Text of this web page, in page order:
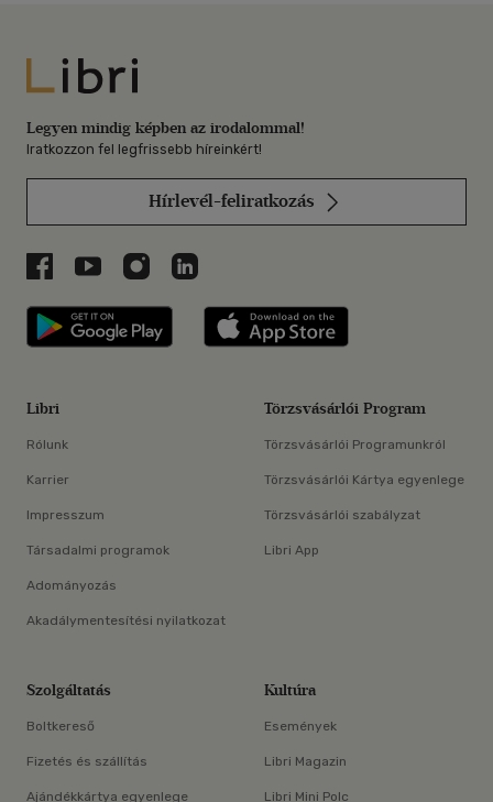
Libri
Legyen mindig képben az irodalommal!
Iratkozzon fel legfrissebb híreinkért!
Hírlevél-feliratkozás
Libri a Facebookon
Libri a Youtube-on
Libri az Instagramon
Libri a LinkedInen
Libri applikáció Szerezd meg: Google
Libri
Rólunk
Karrier
Impresszum
Társadalmi programok
Adományozás
Akadálymentesítési nyilatkozat
Törzsvásárlói Program
Törzsvásárlói Programunkról
Törzsvásárlói Kártya egyenlege
Törzsvásárlói szabályzat
Libri App
Szolgáltatás
Boltkereső
Fizetés és szállítás
Ajándékkártya egyenlege
Kultúra
Események
Libri Magazin
Libri Mini Polc